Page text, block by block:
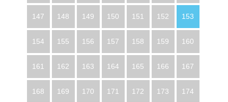
147 148 149 150 151 152 153
154 155 156 157 158 159 160
161 162 163 164 165 166 167
168 169 170 171 172 173 174